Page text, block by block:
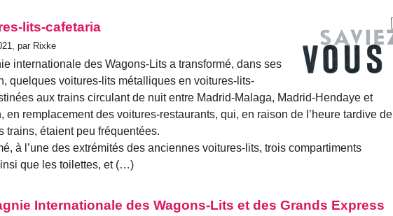
lits-cafetaria
par Rixke
internationale des Wagons-Lits a transformé, dans ses
quelques voitures-lits métalliques en voitures-lits-
aux trains circulant de nuit entre Madrid-Malaga, Madrid-Hendaye et
en remplacement des voitures-restaurants, qui, en raison de l’heure tardive de
trains, étaient peu fréquentées.
à l’une des extrémités des anciennes voitures-lits, trois compartiments
que les toilettes, et (…)
Internationale des Wagons-Lits et des Grands Express